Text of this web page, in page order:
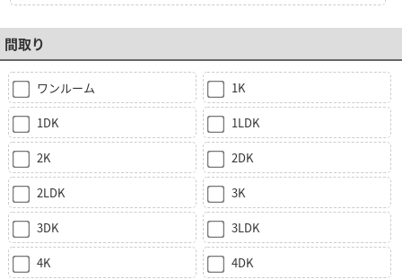
間取り
ワンルーム 1K
1DK 1LDK
2K 2DK
2LDK 3K
3DK 3LDK
4K 4DK